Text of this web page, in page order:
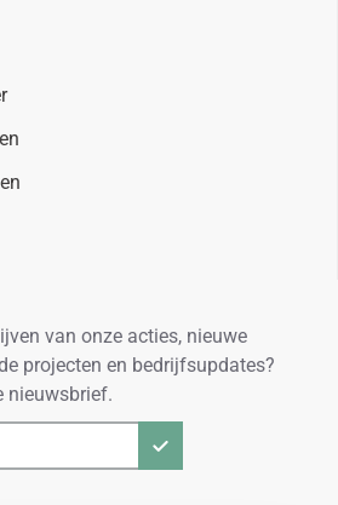
van onze acties, nieuwe
projecten en bedrijfsupdates?
nieuwsbrief.